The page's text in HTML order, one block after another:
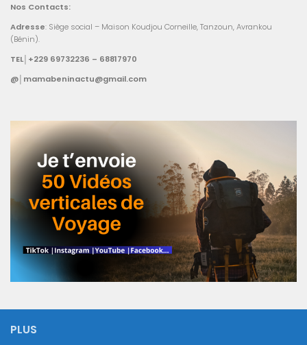
Nos Contacts:
Adresse: Siège social – Maison Koudjou Corneille, Tanzoun, Avrankou
(Bénin).
TEL│+229 69732236 – 68817970
@│mamabeninactu@gmail.com
PLUS